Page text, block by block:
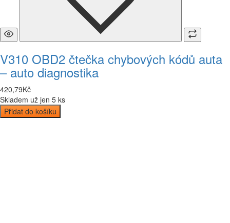
V310 OBD2 čtečka chybových kódů auta
– auto diagnostika
420,79Kč
Skladem už jen 5 ks
Přidat do košíku